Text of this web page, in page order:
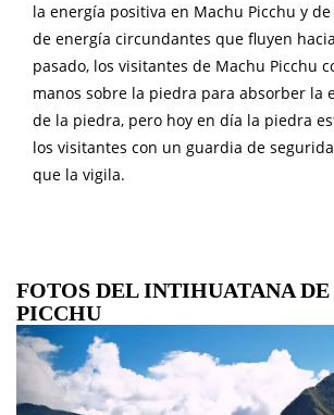
la energía positiva en Machu Picchu y
de energía circundantes que fluyen
pasado, los visitantes de Machu Picchu
manos sobre la piedra para absorber la
de la piedra, pero hoy en día la piedra
los visitantes con un guardia de
que la vigila.
FOTOS DEL INTIHUATANA
PICCHU
Previous